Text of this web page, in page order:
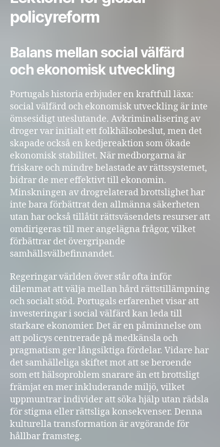
policyreform
Balans mellan social välfärd
och ekonomisk utveckling
Portugals historia erbjuder en kraftfull läxa:
social välfärd och ekonomisk utveckling är inte
ömsesidigt uteslutande. Avkriminalisering av
droger var initialt ett folkhälsobeslut, men det
skapade också en kedjereaktion som ökade
ekonomisk stabilitet. När medborgarna är
friskare och mindre belastade av rättssystemet,
bidrar de mer effektivt till ekonomin.
Minskningen av drogrelaterad brottslighet har
inte bara förbättrat den allmänna säkerheten
utan har också tillåtit rättsväsendets resurser att
omdirigeras till mer angelägna frågor, vilket
förbättrar det övergripande
samhällsvälbefinnandet.
Regeringar världen över står ofta inför
dilemmat att välja mellan hård rättstillämpning
och socialt stöd. Portugals erfarenhet visar att
investeringar i social välfärd kan leda till
starkare ekonomier. Det är en påminnelse om
att policys centrerade på medkänsla och
pragmatism ger långsiktiga fördelar. Vidare har
det samhälleliga skiftet mot att se beroende
som ett hälsoproblem snarare än ett brottsligt
främjat en mer inkluderande miljö, vilket
uppmuntrar individer att söka hjälp utan rädsla
för stigma eller rättsliga konsekvenser. Denna
kulturella transformation är avgörande för
hållbar framsteg.